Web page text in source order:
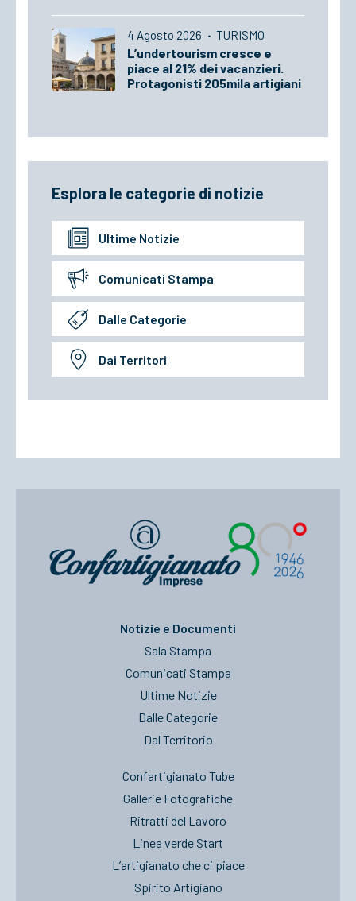
4 Agosto 2026 · TURISMO
L’undertourism cresce e
piace al 21% dei vacanzieri.
Protagonisti 205mila artigiani
Esplora le categorie di notizie
Ultime Notizie
Comunicati Stampa
Dalle Categorie
Dai Territori
Notizie e Documenti
Sala Stampa
Comunicati Stampa
Ultime Notizie
Dalle Categorie
Dal Territorio
Confartigianato Tube
Gallerie Fotografiche
Ritratti del Lavoro
Linea verde Start
L’artigianato che ci piace
Spirito Artigiano